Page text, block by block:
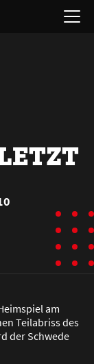
Menü
öffnen
am
Teilabriss des
der Schwede